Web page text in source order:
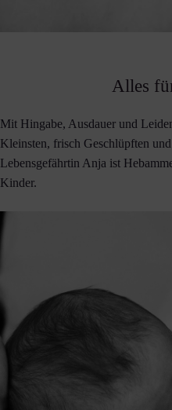
Alles
Mit Hingabe, Ausdauer und
Kleinsten, frisch Geschlüpften
Lebensgefährtin Anja ist
Kinder.